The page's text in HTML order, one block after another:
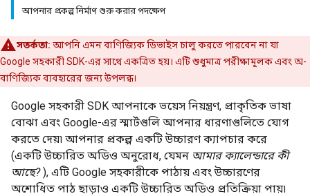
আপনার প্রকল্প নির্মাণ শুরু করার পদক্ষেপ
সতর্কতা: আপনি এমন বাণিজ্যিক ডিভাইস চালু করতে পারবেন না যা
Google সহকারী SDK-এর সাথে একত্রিত হয়। এটি শুধুমাত্র পরীক্ষামূলক এবং অ-
বাণিজ্যিক ব্যবহারের জন্য উপলব্ধ।
Google সহকারী SDK আপনাকে ভয়েস নিয়ন্ত্রণ, প্রাকৃতিক ভাষা
বোঝা এবং Google-এর স্মার্টগুলি আপনার ধারণাগুলিতে যোগ
করতে দেয়৷ আপনার প্রকল্প একটি উচ্চারণ ক্যাপচার করে
(একটি উচ্চারিত অডিও অনুরোধ, যেমন আমার ক্যালেন্ডারে কী
আছে?), এটি Google সহকারীকে পাঠায় এবং উচ্চারণের
অশোধিত পাঠ ছাড়াও একটি উচ্চারিত অডিও প্রতিক্রিয়া পায়৷